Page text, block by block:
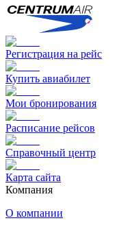
Регистрация на рейс
Купить авиабилет
Мои бронирования
Расписание рейсов
Справочный центр
Карта сайта
Компания
О компании